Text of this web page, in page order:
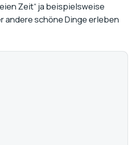
Zeit“ ja beispielsweise
andere schöne Dinge erleben